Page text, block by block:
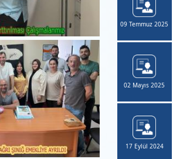
Kapısı Yanı Otopark Alanları
İHSANİYE MAHALLESİ
TESCİLLİ YAPININ
İŞİ
DÖNÜŞÜMÜ YAPIM İŞİ
09 Temmuz 2025
02 Mayıs 2025
17 Eylül 2024